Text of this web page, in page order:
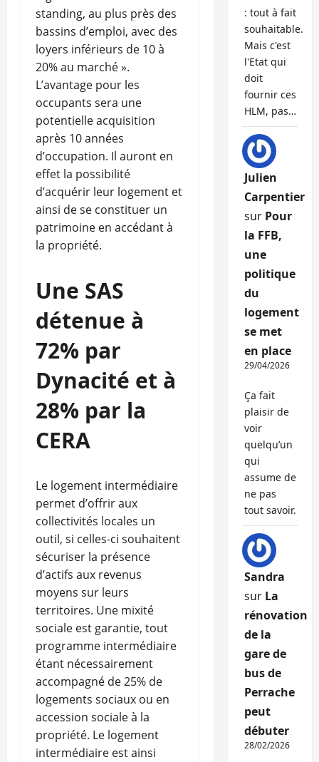
standing, au plus près des
bassins d’emploi, avec des
loyers inférieurs de 10 à
20% au marché ».
L’avantage pour les
occupants sera une
potentielle acquisition
après 10 années
d’occupation. Il auront en
effet la possibilité
d’acquérir leur logement et
ainsi de se constituer un
patrimoine en accédant à
la propriété.
Une SAS
détenue à
72% par
Dynacité et à
28% par la
CERA
Le logement intermédiaire
permet d’offrir aux
collectivités locales un
outil, si celles-ci souhaitent
sécuriser la présence
d’actifs aux revenus
moyens sur leurs
territoires. Une mixité
sociale est garantie, tout
programme intermédiaire
étant nécessairement
accompagné de 25% de
logements sociaux ou en
accession sociale à la
propriété. Le logement
intermédiaire est ainsi
: tout à fait
souhaitable.
Mais c'est
l'Etat qui
doit
fournir ces
HLM, pas…
Julien
Carpentier
sur Pour
la FFB,
une
politique
du
logement
se met
en place
29/04/2026
Ça fait
plaisir de
voir
quelqu’un
qui
assume de
ne pas
tout savoir.
Sandra
sur La
rénovation
de la
gare de
bus de
Perrache
peut
débuter
28/02/2026